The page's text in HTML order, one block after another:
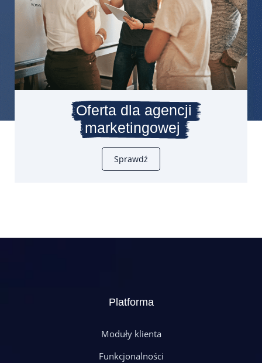
Oferta dla agencji
marketingowej
Sprawdź
Platforma
Moduły klienta
Funkcjonalności